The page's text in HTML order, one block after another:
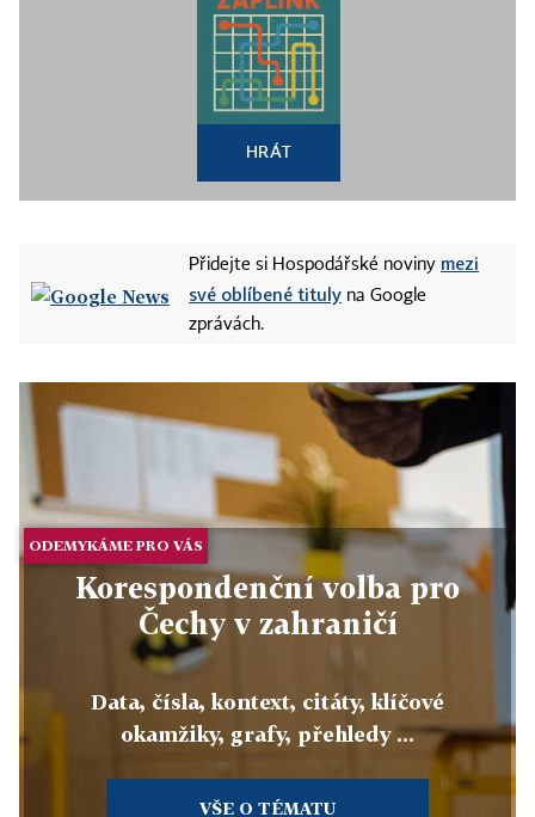
HRÁT
Přidejte si Hospodářské noviny mezi
své oblíbené tituly na Google
zprávách.
ODEMYKÁME PRO VÁS
Korespondenční volba pro
Čechy v zahraničí
Data, čísla, kontext, citáty, klíčové
okamžiky, grafy, přehledy ...
VŠE O TÉMATU